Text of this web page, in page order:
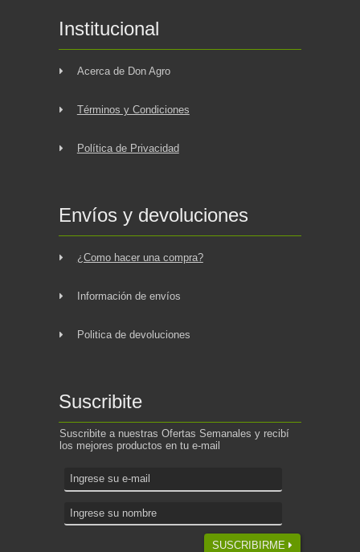
Institucional
Acerca de Don Agro
Términos y Condiciones
Política de Privacidad
Envíos y devoluciones
¿Como hacer una compra?
Información de envíos
Politica de devoluciones
Suscribite
Suscribite a nuestras Ofertas Semanales y recibí
los mejores productos en tu e-mail
SUSCRIBIRME